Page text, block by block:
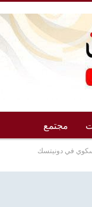
مجتمع
في دونيتسك